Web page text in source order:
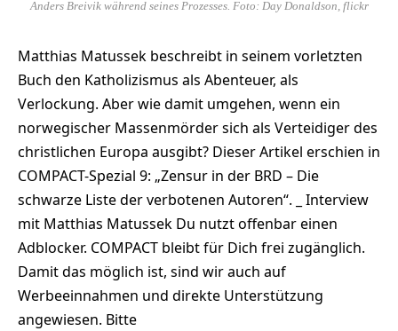
Anders Breivik während seines Prozesses. Foto: Day Donaldson, flickr
Matthias Matussek beschreibt in seinem vorletzten
Buch den Katholizismus als Abenteuer, als
Verlockung. Aber wie damit umgehen, wenn ein
norwegischer Massenmörder sich als Verteidiger des
christlichen Europa ausgibt? Dieser Artikel erschien in
COMPACT-Spezial 9: „Zensur in der BRD – Die
schwarze Liste der verbotenen Autoren“. _ Interview
mit Matthias Matussek Du nutzt offenbar einen
Adblocker. COMPACT bleibt für Dich frei zugänglich.
Damit das möglich ist, sind wir auch auf
Werbeeinnahmen und direkte Unterstützung
angewiesen. Bitte